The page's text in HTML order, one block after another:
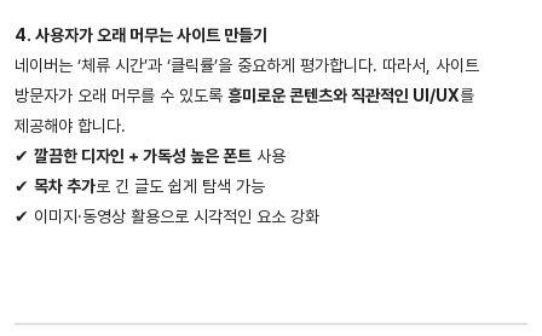
4. 사용자가 오래 머무는 사이트 만들기
네이버는 ‘체류 시간’과 ‘클릭률’을 중요하게 평가합니다. 따라서, 사이트
방문자가 오래 머무를 수 있도록 흥미로운 콘텐츠와 직관적인 UI/UX를
제공해야 합니다.
✔ 깔끔한 디자인 + 가독성 높은 폰트 사용
✔ 목차 추가로 긴 글도 쉽게 탐색 가능
✔ 이미지·동영상 활용으로 시각적인 요소 강화